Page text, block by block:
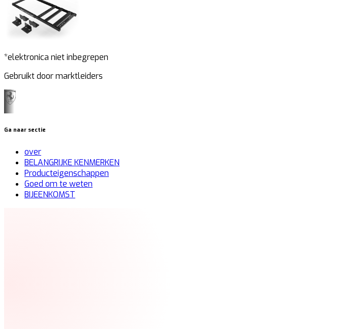
*elektronica niet inbegrepen
Gebruikt door marktleiders
Ga naar sectie
over
BELANGRIJKE KENMERKEN
Producteigenschappen
Goed om te weten
BIJEENKOMST